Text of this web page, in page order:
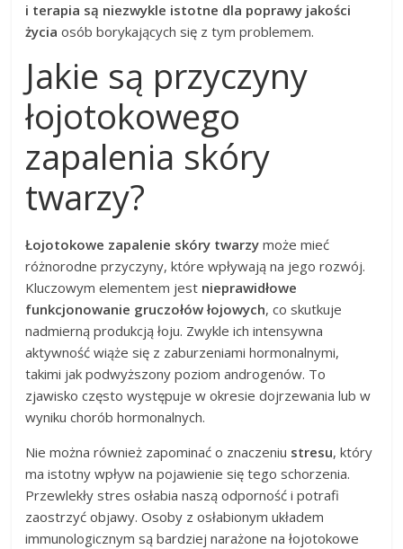
i terapia są niezwykle istotne dla poprawy jakości
życia osób borykających się z tym problemem.
Jakie są przyczyny
łojotokowego
zapalenia skóry
twarzy?
Łojotokowe zapalenie skóry twarzy może mieć
różnorodne przyczyny, które wpływają na jego rozwój.
Kluczowym elementem jest nieprawidłowe
funkcjonowanie gruczołów łojowych, co skutkuje
nadmierną produkcją łoju. Zwykle ich intensywna
aktywność wiąże się z zaburzeniami hormonalnymi,
takimi jak podwyższony poziom androgenów. To
zjawisko często występuje w okresie dojrzewania lub w
wyniku chorób hormonalnych.
Nie można również zapominać o znaczeniu stresu, który
ma istotny wpływ na pojawienie się tego schorzenia.
Przewlekły stres osłabia naszą odporność i potrafi
zaostrzyć objawy. Osoby z osłabionym układem
immunologicznym są bardziej narażone na łojotokowe